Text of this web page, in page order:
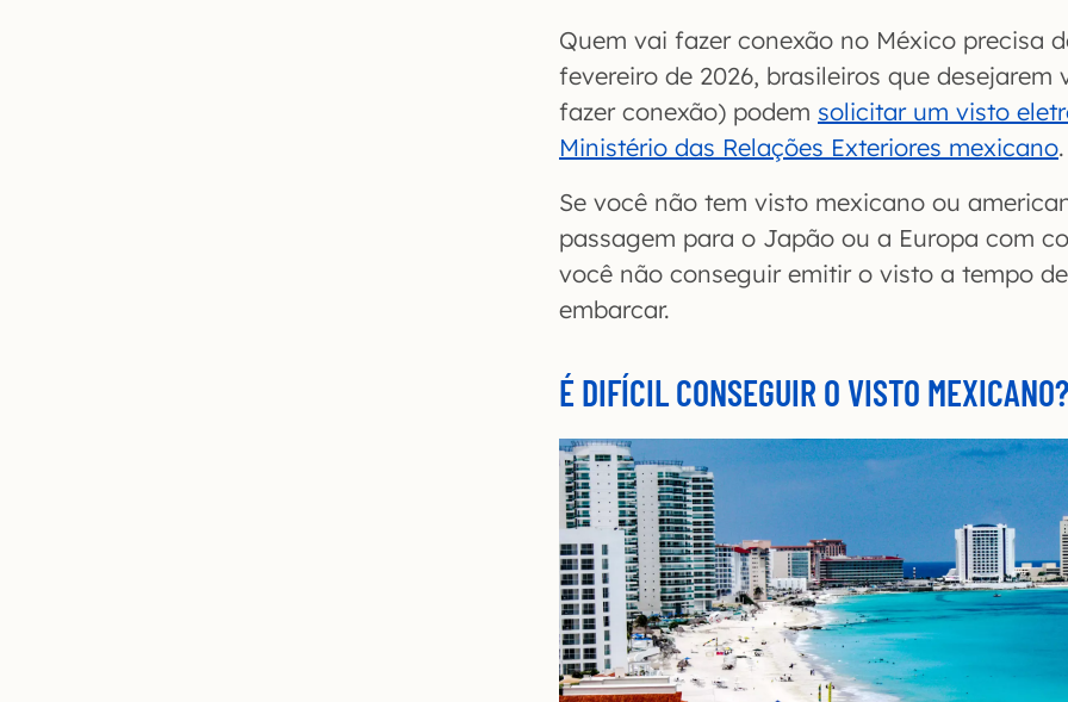
Quem vai fazer conexão no México precisa
fevereiro de 2026, brasileiros que desejarem
fazer conexão) podem solicitar um visto
Ministério das Relações Exteriores mexicano.
Se você não tem visto mexicano ou
passagem para o Japão ou a Europa com
você não conseguir emitir o visto a tempo
embarcar.
É DIFÍCIL CONSEGUIR O VISTO MEXICANO?